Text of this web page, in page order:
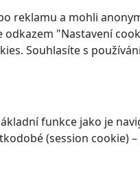
a mohli
"Nastavení
Souhlasíte s
funkce jako je
(session cookie)